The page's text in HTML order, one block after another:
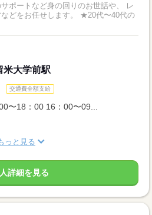
ポートなど身の回りのお世話や、 レ
せします。 ★20代〜40代の
米大学前駅
交通費全額支給
〜18：00 16：00〜09...
っと見る
詳細を見る